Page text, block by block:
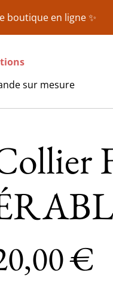
boutique en ligne ✨
sur mesure
€